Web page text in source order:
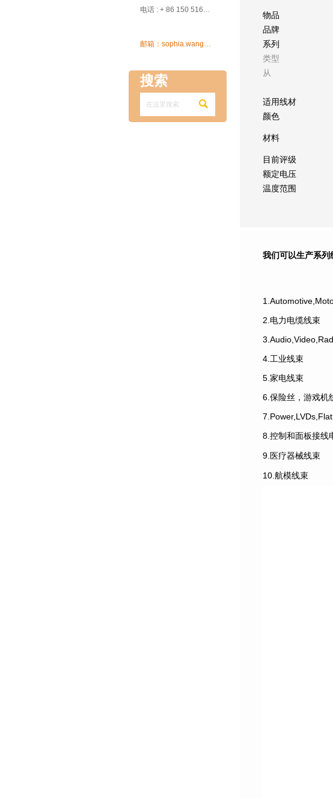
电话 : + 86 150 5162 5639

搜索

物品
品牌
系列
类型
从
适用线材
颜色
材料
目前评级
额定电压
温度范围
我们可以生产系列
2.电力电缆线束
4.工业线束
5.家电线束
6.保险丝，游戏机
8.控制和面板接线
9.医疗器械线束
10.航模线束